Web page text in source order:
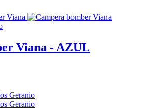
Viana - AZUL